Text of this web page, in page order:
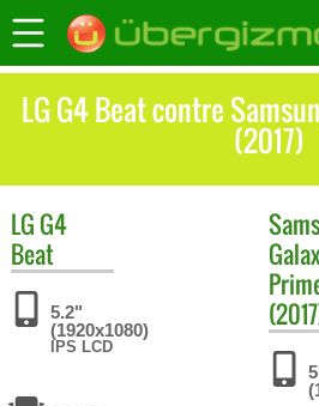
LG G4 Beat contre
(2017)
LG G4
Beat
5.2"
(1920x1080)
IPS LCD